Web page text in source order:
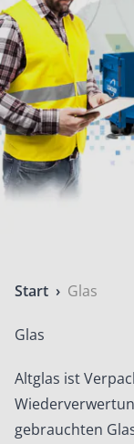
Start › Glas
Glas
Altglas ist
gebrauchten